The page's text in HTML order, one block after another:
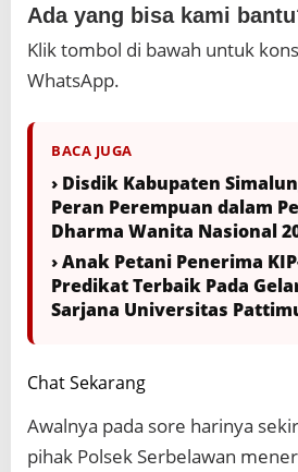
Ada yang bisa kami
Klik tombol di bawah untuk
WhatsApp.
BACA JUGA
› Disdik Kabupaten
Peran Perempuan dalam
Dharma Wanita Nasional
› Anak Petani Penerima
Predikat Terbaik Pada
Sarjana Universitas
Chat Sekarang
Awalnya pada sore harinya
pihak Polsek Serbelawan